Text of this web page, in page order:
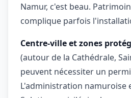
Namur, c'est beau.
complique parfois
Centre-ville et zones
(autour de la Cathédrale,
peuvent nécessiter un
L'administration namuroise